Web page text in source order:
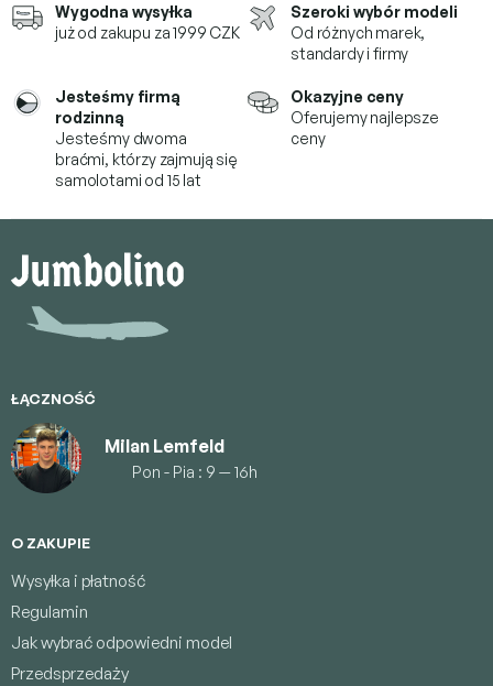
Wygodna wysyłka
już od zakupu za 1999 CZK
Szeroki wybór modeli
Od różnych marek,
standardy i firmy
Jesteśmy firmą
rodzinną
Jesteśmy dwoma
braćmi, którzyzajmują się
samolotami od 15 lat
Okazyjne ceny
Oferujemy najlepsze
ceny
o
ŁĄCZNOŚĆ
Milan Lemfeld
Pon - Pia : 9 — 16h
O ZAKUPIE
Wysyłka i płatność
Regulamin
Jak wybrać odpowiedni model
Przedsprzedaży